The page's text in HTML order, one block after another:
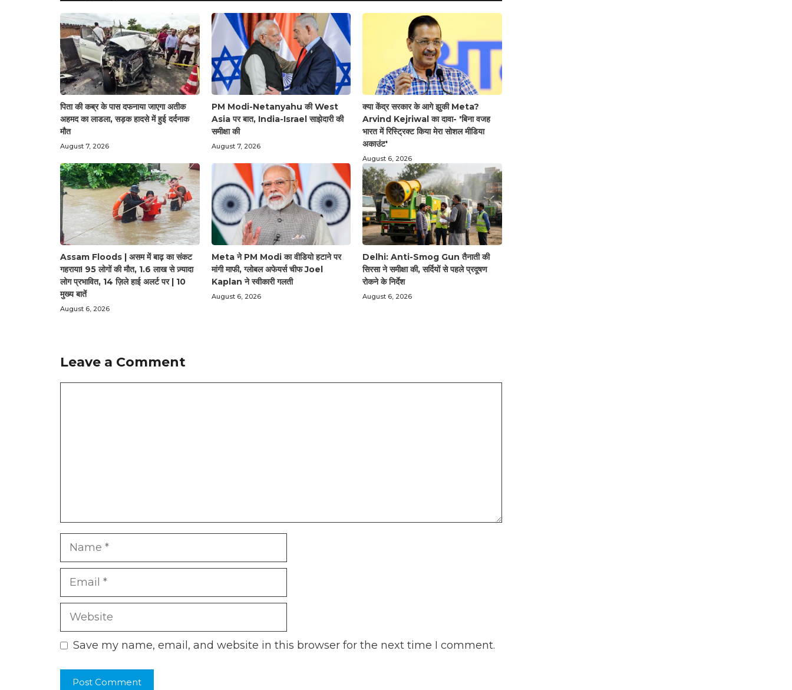
पिता की कब्र के पास दफनाया जाएगा अतीक
अहमद का लाडला, सड़क हादसे में हुई दर्दनाक
मौत
August 7, 2026
PM Modi-Netanyahu की West
Asia पर बात, India-Israel साझेदारी की
समीक्षा की
August 7, 2026
क्या केंद्र सरकार के आगे झुकी Meta?
Arvind Kejriwal का दावा- 'बिना वजह
भारत में रिस्ट्रिक्ट किया मेरा सोशल मीडिया
अकाउंट'
August 6, 2026
Assam Floods | असम में बाढ़ का संकट
गहराया! 95 लोगों की मौत, 1.6 लाख से ज़्यादा
लोग प्रभावित, 14 ज़िले हाई अलर्ट पर | 10
मुख्य बातें
August 6, 2026
Meta ने PM Modi का वीडियो हटाने पर
मांगी माफी, ग्लोबल अफेयर्स चीफ Joel
Kaplan ने स्वीकारी गलती
August 6, 2026
Delhi: Anti-Smog Gun तैनाती की
सिरसा ने समीक्षा की, सर्दियों से पहले प्रदूषण
रोकने के निर्देश
August 6, 2026
Leave a Comment
Name
Email
Website
Save my name, email, and website in this browser for the next time I comment.